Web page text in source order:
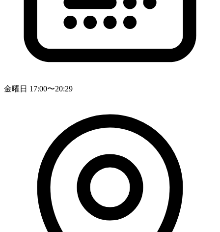
金曜日 17:00〜20:29